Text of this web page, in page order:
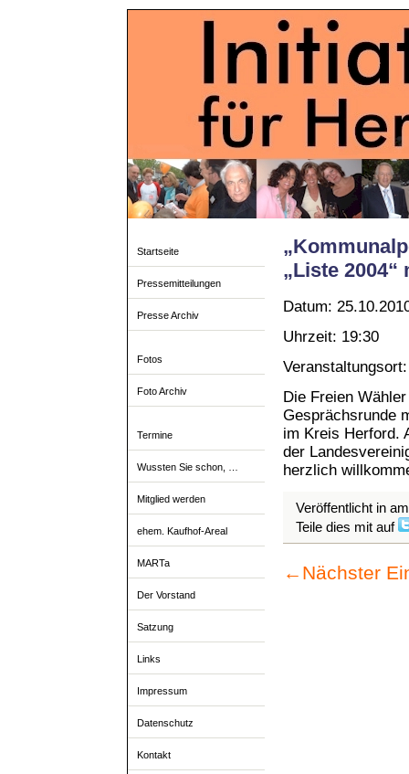
Startseite
Pressemitteilungen
Presse Archiv
Fotos
Foto Archiv
Termine
Wussten Sie schon, …
Mitglied werden
ehem. Kaufhof-Areal
MARTa
Der Vorstand
Satzung
Links
Impressum
Datenschutz
Kontakt
„Liste 2004“
Datum:
Uhrzeit: 19:30
Die Freien
Gesprächsrunde
im Kreis Herford.
der
herzlich
Veröffentlicht in
Teile dies mit auf
← Nächster